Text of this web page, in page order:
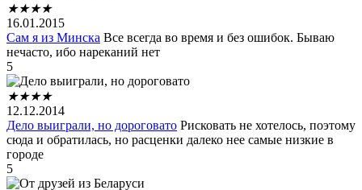
★★★★
16.01.2015
Сам я из Минска Все всегда во время и без ошибок. Бываю
нечасто, ибо нареканий нет
5
★★★★
12.12.2014
Дело выиграли, но дороговато Рисковать не хотелось, поэтому
сюда и обратилась, но расценки далеко нее самые низкие в
городе
5